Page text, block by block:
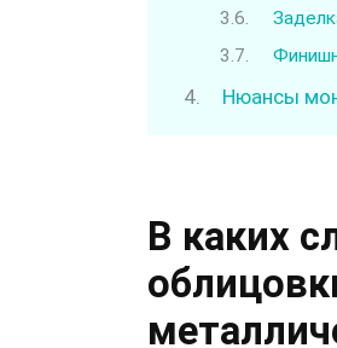
Нюансы
В каких